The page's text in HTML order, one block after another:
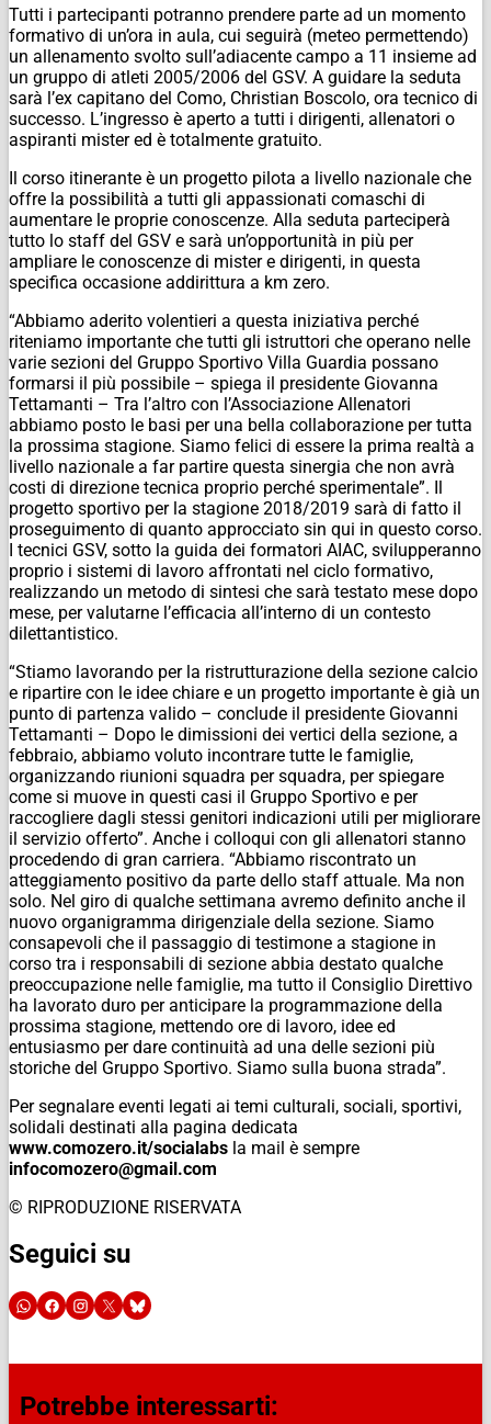
Tutti i partecipanti potranno prendere parte ad un momento
formativo di un’ora in aula, cui seguirà (meteo permettendo)
un allenamento svolto sull’adiacente campo a 11 insieme ad
un gruppo di atleti 2005/2006 del GSV. A guidare la seduta
sarà l’ex capitano del Como, Christian Boscolo, ora tecnico di
successo. L’ingresso è aperto a tutti i dirigenti, allenatori o
aspiranti mister ed è totalmente gratuito.
Il corso itinerante è un progetto pilota a livello nazionale che
offre la possibilità a tutti gli appassionati comaschi di
aumentare le proprie conoscenze. Alla seduta parteciperà
tutto lo staff del GSV e sarà un’opportunità in più per
ampliare le conoscenze di mister e dirigenti, in questa
specifica occasione addirittura a km zero.
“Abbiamo aderito volentieri a questa iniziativa perché
riteniamo importante che tutti gli istruttori che operano nelle
varie sezioni del Gruppo Sportivo Villa Guardia possano
formarsi il più possibile – spiega il presidente Giovanna
Tettamanti – Tra l’altro con l’Associazione Allenatori
abbiamo posto le basi per una bella collaborazione per tutta
la prossima stagione. Siamo felici di essere la prima realtà a
livello nazionale a far partire questa sinergia che non avrà
costi di direzione tecnica proprio perché sperimentale”. Il
progetto sportivo per la stagione 2018/2019 sarà di fatto il
proseguimento di quanto approcciato sin qui in questo corso.
I tecnici GSV, sotto la guida dei formatori AIAC, svilupperanno
proprio i sistemi di lavoro affrontati nel ciclo formativo,
realizzando un metodo di sintesi che sarà testato mese dopo
mese, per valutarne l’efficacia all’interno di un contesto
dilettantistico.
“Stiamo lavorando per la ristrutturazione della sezione calcio
e ripartire con le idee chiare e un progetto importante è già un
punto di partenza valido – conclude il presidente Giovanni
Tettamanti – Dopo le dimissioni dei vertici della sezione, a
febbraio, abbiamo voluto incontrare tutte le famiglie,
organizzando riunioni squadra per squadra, per spiegare
come si muove in questi casi il Gruppo Sportivo e per
raccogliere dagli stessi genitori indicazioni utili per migliorare
il servizio offerto”. Anche i colloqui con gli allenatori stanno
procedendo di gran carriera. “Abbiamo riscontrato un
atteggiamento positivo da parte dello staff attuale. Ma non
solo. Nel giro di qualche settimana avremo definito anche il
nuovo organigramma dirigenziale della sezione. Siamo
consapevoli che il passaggio di testimone a stagione in
corso tra i responsabili di sezione abbia destato qualche
preoccupazione nelle famiglie, ma tutto il Consiglio Direttivo
ha lavorato duro per anticipare la programmazione della
prossima stagione, mettendo ore di lavoro, idee ed
entusiasmo per dare continuità ad una delle sezioni più
storiche del Gruppo Sportivo. Siamo sulla buona strada”.
Per segnalare eventi legati ai temi culturali, sociali, sportivi,
solidali destinati alla pagina dedicata
www.comozero.it/socialabs la mail è sempre
infocomozero@gmail.com
© RIPRODUZIONE RISERVATA
Seguici su
Potrebbe interessarti: